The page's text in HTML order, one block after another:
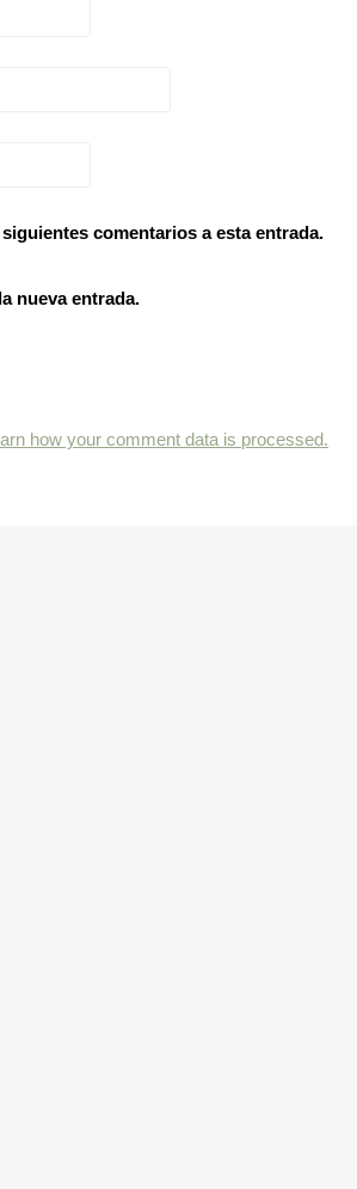
comentarios a esta entrada.
nueva entrada.
how your comment data is processed.